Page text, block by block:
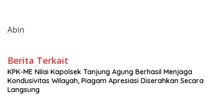
Abin
Berita Terkait
KPK-ME Nilai Kapolsek Tanjung Agung Berhasil Menjaga
Kondusivitas Wilayah, Piagam Apresiasi Diserahkan Secara
Langsung